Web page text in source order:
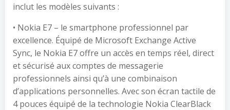
inclut les modèles suivants :
• Nokia E7 – le smartphone professionnel par
excellence. Équipé de Microsoft Exchange Active
Sync, le Nokia E7 offre un accès en temps réel, direct
et sécurisé aux comptes de messagerie
professionnels ainsi qu’à une combinaison
d’applications personnelles. Avec son écran tactile de
4 pouces équipé de la technologie Nokia ClearBlack